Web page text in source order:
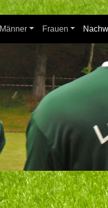
Männer Frauen